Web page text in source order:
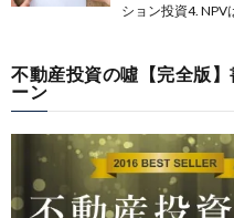
ション投資4. NPV
不動産投資の噓【完全版
ーン